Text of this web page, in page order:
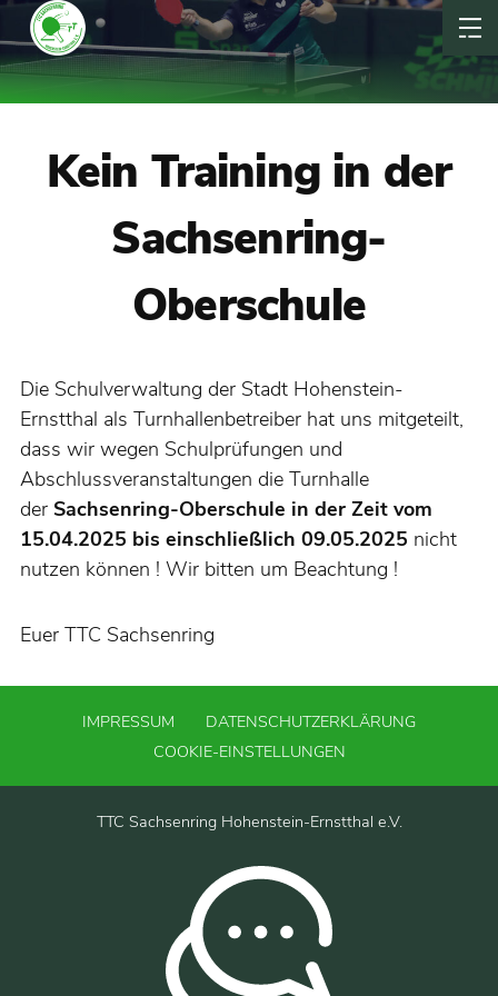
Kein Training in der
Sachsenring-
Oberschule
Die Schulverwaltung der Stadt Hohenstein-
Ernstthal als Turnhallenbetreiber hat uns mitgeteilt,
dass wir wegen Schulprüfungen und
Abschlussveranstaltungen die Turnhalle
der Sachsenring-Oberschule in der Zeit vom
15.04.2025 bis einschließlich 09.05.2025 nicht
nutzen können ! Wir bitten um Beachtung !
Euer TTC Sachsenring
IMPRESSUM
DATENSCHUTZERKLÄRUNG
COOKIE-EINSTELLUNGEN
TTC Sachsenring Hohenstein-Ernstthal e.V.